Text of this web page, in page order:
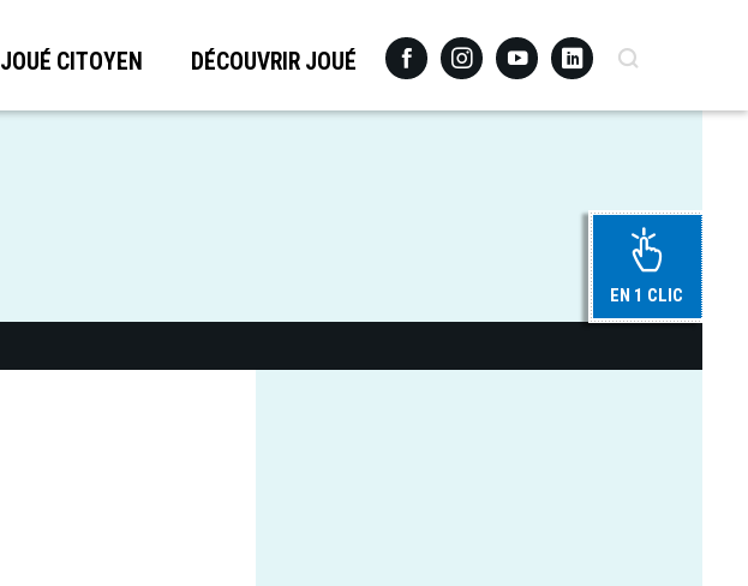
JOUÉ CITOYEN DÉCOUVRIR JOUÉ FacebookInstagramYoutubeLinkedinRecherche
EN 1 CLIC